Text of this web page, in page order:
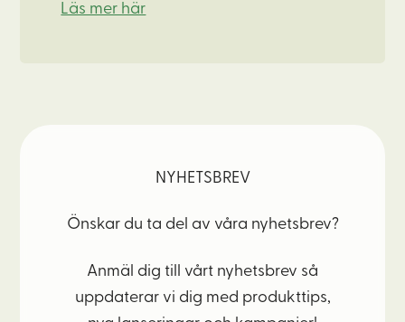
Läs mer här
NYHETSBREV
Önskar du ta del av våra nyhetsbrev?
Anmäl dig till vårt nyhetsbrev så
uppdaterar vi dig med produkttips,